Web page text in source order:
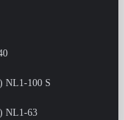
NL1-100 S
NL1-63